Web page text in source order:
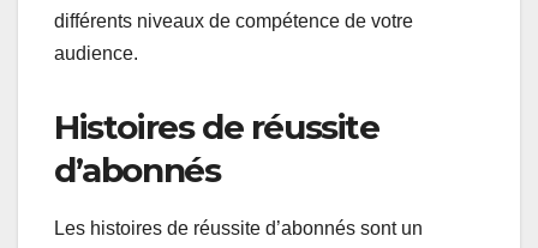
différents niveaux de compétence de votre
audience.
Histoires de réussite
d’abonnés
Les histoires de réussite d’abonnés sont un